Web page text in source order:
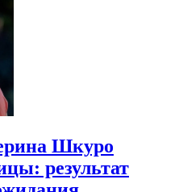
Шкуро
результат